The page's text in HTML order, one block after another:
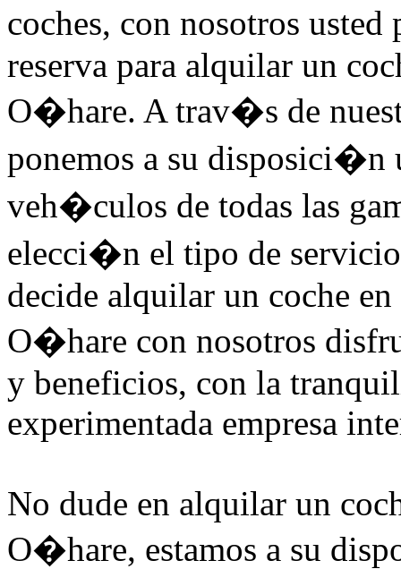
coches, con nosotros
reserva para alquilar un
O�hare. A trav�s de
ponemos a su disposici�n
veh�culos de todas las
elecci�n el tipo de
decide alquilar un coche
O�hare con nosotros
y beneficios, con la
experimentada empresa
No dude en alquilar un
O�hare, estamos a su